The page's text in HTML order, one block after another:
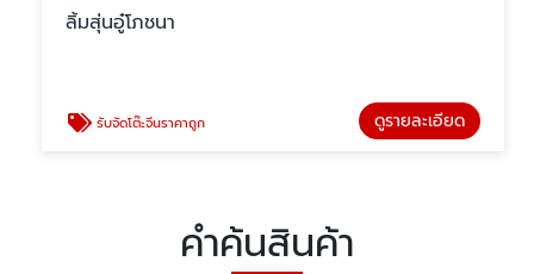
ลิ้มสุ่นอู๋โภชนา
รับจัดโต๊ะจีนราคาถูก ดูรายละเอียด
คำค้นสินค้า